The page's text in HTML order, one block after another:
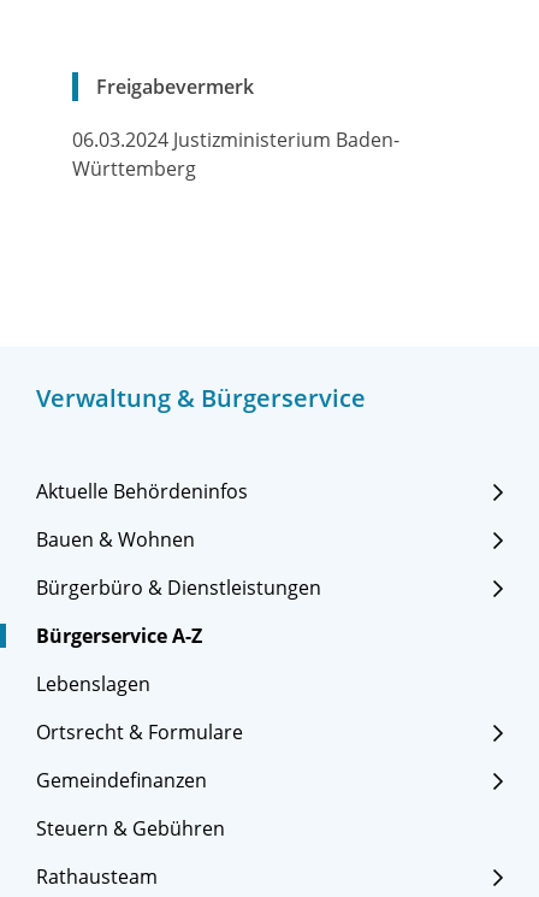
Verwaltung & Bürgerservice
Aktuelle Behördeninfos
Bauen & Wohnen
Bürgerbüro & Dienstleistungen
Bürgerservice A-Z
Lebenslagen
Ortsrecht & Formulare
Gemeindefinanzen
Steuern & Gebühren
Rathausteam
Freigabevermerk
06.03.2024 Justizministerium Baden-
Württemberg